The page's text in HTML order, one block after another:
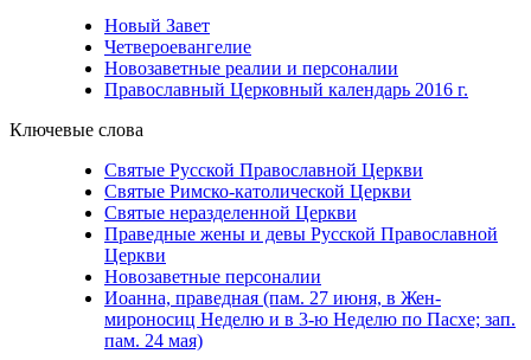
Новый Завет
Четвероевангелие
Новозаветные реалии и персоналии
Православный Церковный календарь 2016 г.
Ключевые слова
Святые Русской Православной Церкви
Святые Римско-католической Церкви
Святые неразделенной Церкви
Праведные жены и девы Русской Православной
Церкви
Новозаветные персоналии
Иоанна, праведная (пам. 27 июня, в Жен-
мироносиц Неделю и в 3-ю Неделю по Пасхе; зап.
пам. 24 мая)